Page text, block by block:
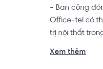
- Ban công
Office-tel có
trị nội thất
Xem thêm